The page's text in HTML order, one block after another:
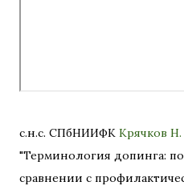
с.н.с. СПбНИИФК Крячков Н.
"Терминология допинга:
сравнении с